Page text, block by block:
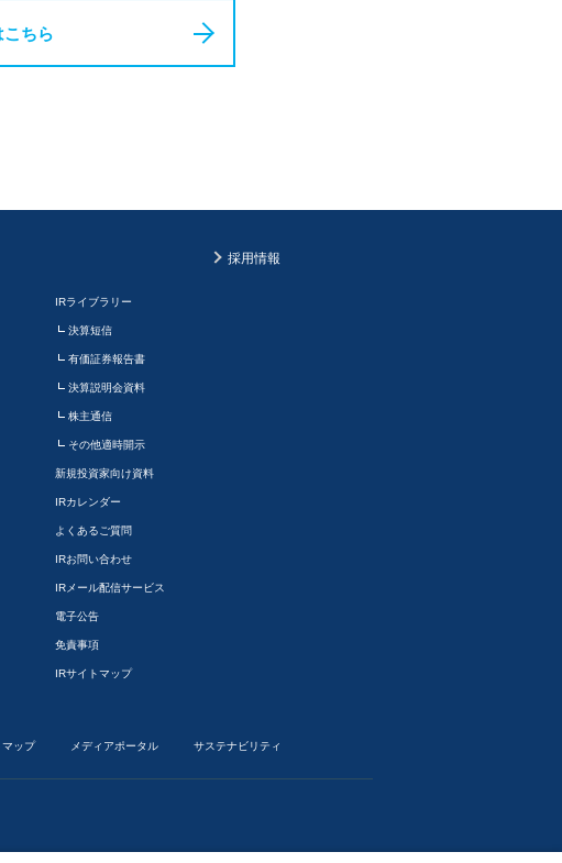
こちら
IRライブラリー
決算短信
有価証券報告書
決算説明会資料
株主通信
その他適時開示
新規投資家向け資料
IRカレンダー
よくあるご質問
IRお問い合わせ
IRメール配信サービス
電子公告
免責事項
IRサイトマップ
採用情報
マップ メディアポータル サステナビリティ